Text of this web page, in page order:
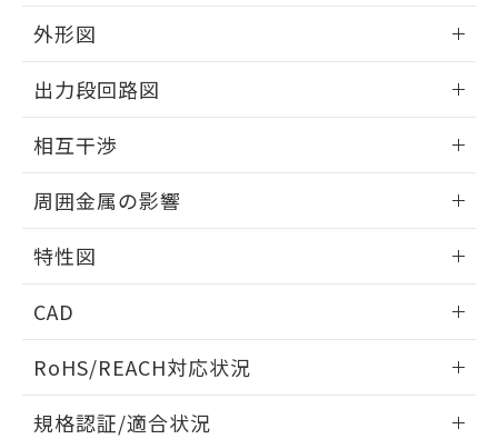
外形図
外形図
出力段回路図
出力段回路図
相互干渉
相互干渉
A: 120mm以上、B: 100mm以上
周囲金属の影響
周囲金属の影響
特性図
検出物体の大きさと材質による影響
CAD
ドすることができます。
RoHS/REACH対応状況
規格認証/適合状況
をご了承ください。
の共同利用に関して"
の「1.共同利
用者の範囲」に記載されている法人を
指します。
EU RoHS指令（10物質）の非含有証明書
51物質の非含有証明書（当社基準）
るもので、過去に遡って非含有を証明する
ものではありません。
また、RoHS指令のフタル酸エステル類４
物質の対応では、対応完了までの期間は出
荷製品に未対応品が混在することから備考
欄に対応日を記載しておりました。
していることから、特段のことがない限
り、2022年1月12日より割愛しておりま